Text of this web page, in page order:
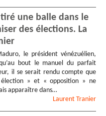
une balle dans le
des élections. La
le président vénézuélien,
bout le manuel du parfait
il se serait rendu compte que
» et « opposition » ne
apparaître dans…
Laurent Tranier